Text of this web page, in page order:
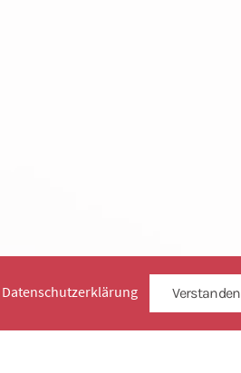
Datenschutzerklärung Verstanden